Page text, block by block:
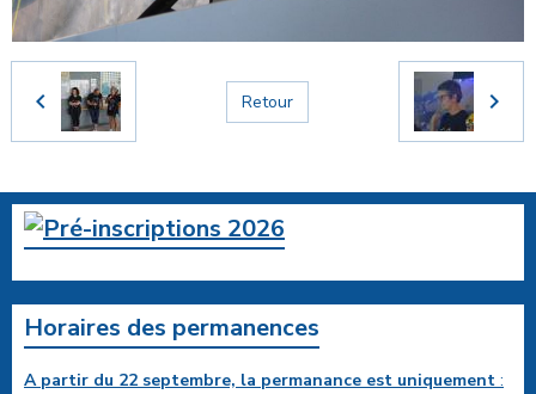
Retour
Horaires des permanences
A partir du 22 septembre, la permanance est uniquement :